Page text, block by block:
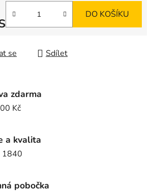
DO KOŠÍKU
se Sdílet
zdarma
Kč
a kvalita
1840
pobočka